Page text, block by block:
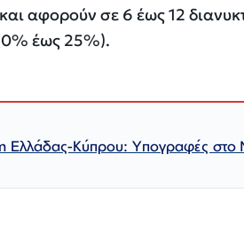
αφορούν σε 6 έως 12
έως 25%).
Ελλάδας-Κύπρου: Υπογραφές στο